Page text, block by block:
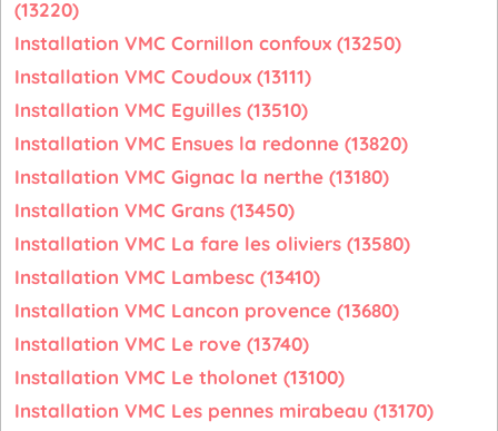
(13220)
Installation VMC Cornillon confoux (13250)
Installation VMC Coudoux (13111)
Installation VMC Eguilles (13510)
Installation VMC Ensues la redonne (13820)
Installation VMC Gignac la nerthe (13180)
Installation VMC Grans (13450)
Installation VMC La fare les oliviers (13580)
Installation VMC Lambesc (13410)
Installation VMC Lancon provence (13680)
Installation VMC Le rove (13740)
Installation VMC Le tholonet (13100)
Installation VMC Les pennes mirabeau (13170)